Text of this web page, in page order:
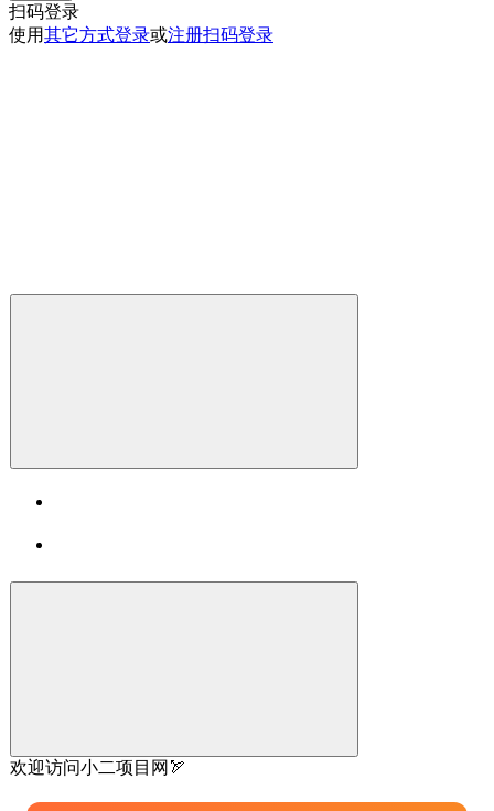
扫码登录
使用其它方式登录或注册扫码登录
欢迎访问小二项目网🏹